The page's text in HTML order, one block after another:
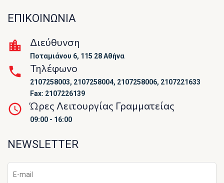
ΕΠΙΚΟΙΝΩΝΙΑ
Διεύθυνση
Ποταμιάνου 6, 115 28 Αθήνα
Τηλέφωνο
2107258003, 2107258004, 2107258006, 2107221633
Fax: 2107226139
Ώρες Λειτουργίας Γραμματείας
09:00 - 16:00
NEWSLETTER